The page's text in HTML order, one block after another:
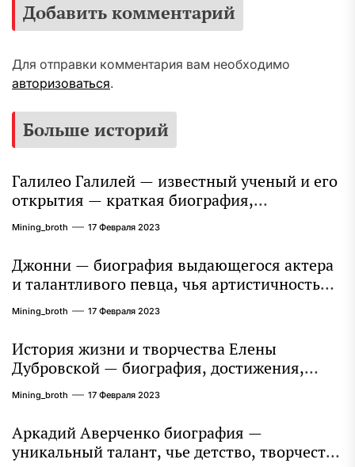
Добавить комментарий
Для отправки комментария вам необходимо
авторизоваться.
Больше историй
Галилео Галилей — известный ученый и его
открытия — краткая биография,
достижения и вклад в науку
Mining_broth 17 Февраля 2023
Джонни — биография выдающегося актера
и талантливого певца, чья артистичность
захватывает миллионы сердец
Mining_broth 17 Февраля 2023
История жизни и творчества Елены
Дубровской — биография, достижения,
интересные факты
Mining_broth 17 Февраля 2023
Аркадий Аверченко биография —
уникальный талант, чье детство, творчество